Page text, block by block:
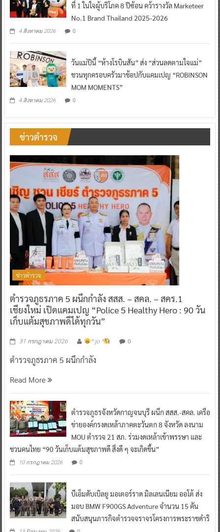
ที่ 1 ในใจผู้บริโภค 8 ปีซ้อน คว้ารางวัล Marketeer
No.1 Brand Thailand 2025-2026
4 สิงหาคม 2026 0
วันแม่ปีนี้ “ห้างโรบินสัน” ส่ง “ส่วนลดตามใจแม่”
ชวนทุกครอบครัวมาช้อปกับแคมเปญ “ROBINSON
MOM MOMENTS”
4 สิงหาคม 2026 0
ข่าวตำรวจ
ข่าวตำรวจ
ตำรวจภูธรภาค 5 ผนึกกำลัง สสส. – สคล. – สคร.1
เชียงใหม่ เปิดแคมเปญ “Police 5 Healthy Hero : 90 วัน
เก็บแต้มสุขภาพดีได้ทุกวัน”
31 กรกฎาคม 2026 ^ jo ^ 0
ตำรวจภูธรภาค 5 ผนึกกำลัง
Read More
ตำรวจภูธรจังหวัดกาญจนบุรี ผนึก สสส.-สคล. เครือ
ข่ายองค์กรงดเหล้าภาคตะวันตก 8 จังหวัด ลงนาม
MOU ตำรวจ 21 สภ. ร่วมงดเหล้าเข้าพรรษา และ
ชวนคนไทย “90 วันเก็บแต้มสุขภาพดี สิ่งดี ๆ จะเกิดขึ้น”
10 กรกฎาคม 2026 0
บีเอ็มดับเบิลยู มอเตอร์ราด มิลเลนเนียม ออโต้ ส่ง
มอบ BMW F900GS Adventure จำนวน 15 คัน
สนับสนุนภารกิจตำรวจจราจรโครงการพระราชดำริ